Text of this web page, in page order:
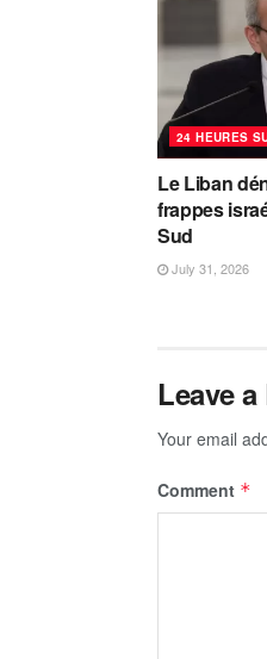
24 HEURES
Le Liban
frappes
Sud
July 31, 2026
Leave
Your email
Comment *